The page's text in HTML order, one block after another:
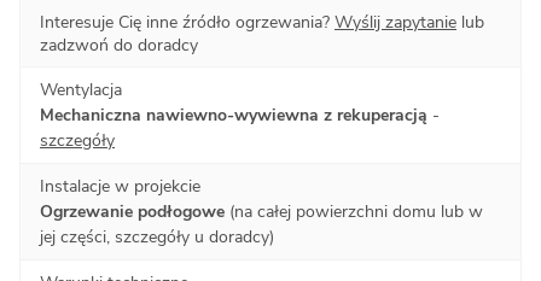
Interesuje Cię inne źródło ogrzewania? Wyślij zapytanie lub
zadzwoń do doradcy
Wentylacja
Mechaniczna nawiewno-wywiewna z rekuperacją -
szczegóły
Instalacje w projekcie
Ogrzewanie podłogowe (na całej powierzchni domu lub w
jej części, szczegóły u doradcy)